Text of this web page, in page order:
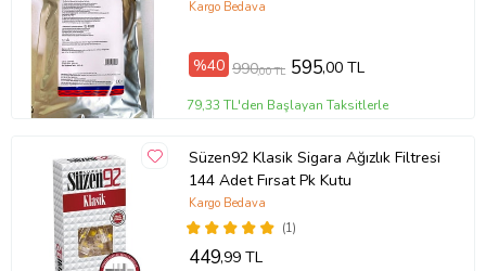
Kargo Bedava
%40 990,00 TL 595,00 TL
79,33 TL'den Başlayan Taksitlerle
Süzen92 Klasik Sigara Ağızlık Filtresi
144 Adet Fırsat Pk Kutu
(1)
Kargo Bedava
449,99 TL